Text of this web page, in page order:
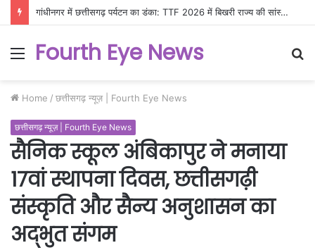
गांधीनगर में छत्तीसगढ़ पर्यटन का डंका: TTF 2026 में बिखरी राज्य की सांस्कृतिक और प्राकृतिक छटा
Menu
Fourth Eye News
Home / छत्तीसगढ़ न्यूज़ | Fourth Eye News
छत्तीसगढ़ न्यूज़ | Fourth Eye News
सैनिक स्कूल अंबिकापुर ने मनाया
17वां स्थापना दिवस, छत्तीसगढ़ी
संस्कृति और सैन्य अनुशासन का
अद्भुत संगम